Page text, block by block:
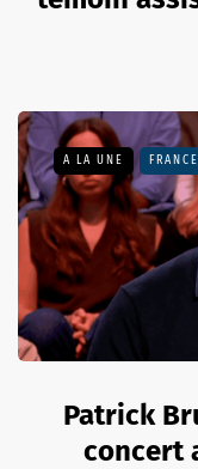
A LA UNE FRANCE
Patrick
concert